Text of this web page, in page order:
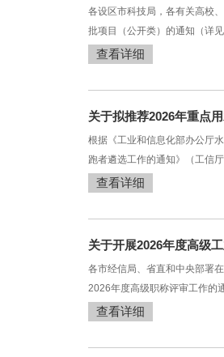
各设区市科技局，各有关高校
批项目（公开类）的通知（详
查看详细
关于拟推荐2026年重点
根据《工业和信息化部办公厅
跑者遴选工作的通知》（工信
查看详细
关于开展2026年度高级
各市经信局、省直和中央部署
2026年度高级职称评审工作的
查看详细